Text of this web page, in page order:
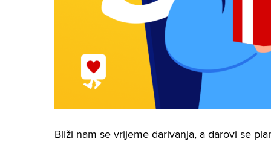
Bliži nam se vrijeme darivanja, a darovi se